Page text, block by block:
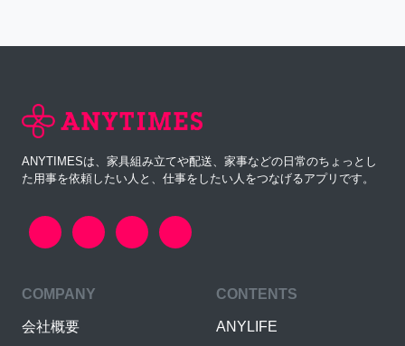
ANYTIMESは、家具組み立てや配送、家事などの日常のちょっとし
た用事を依頼したい人と、仕事をしたい人をつなげるアプリです。
COMPANY
会社概要
CONTENTS
ANYLIFE